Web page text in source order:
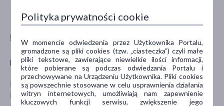
Pokaż wszystkie produkty QMED
Producent
MDH SP. Z O.O.
Maratońska 104
Polityka prywatności cookie
W momencie odwiedzenia przez Użytkownika Portalu,
gromadzone są pliki cookies (tzw. „ciasteczka”) czyli małe
pliki tekstowe, zawierające niewielkie ilości informacji,
które pobierane są podczas odwiedzania Portalu i
przechowywane na Urządzeniu Użytkownika. Pliki cookies
są powszechnie stosowane w celu usprawnienia działania
witryn internetowych, umożliwiają nam zapewnienie
kluczowych funkcji serwisu, zwiększenie jego